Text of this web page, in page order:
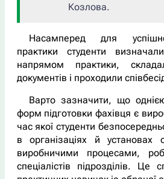
Козлова.
Насамперед для
практики студенти
напрямом практики,
документів і проходили
Варто зазначити, що
форм підготовки фахівця є
час якої студенти
в організаціях й
виробничими процесами,
спеціалістів підрозділів.